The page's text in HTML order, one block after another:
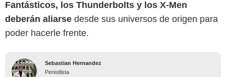
Fantásticos, los Thunderbolts y los X-Men
deberán aliarse desde sus universos de origen para
poder hacerle frente.
Sebastian Hernandez
Periodista